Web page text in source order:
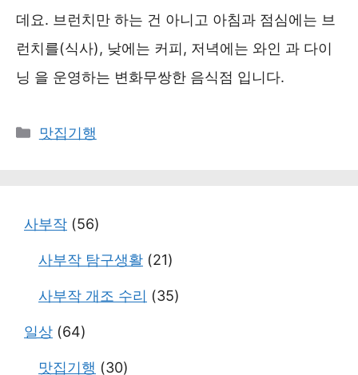
데요. 브런치만 하는 건 아니고 아침과 점심에는 브
런치를(식사), 낮에는 커피, 저녁에는 와인 과 다이
닝 을 운영하는 변화무쌍한 음식점 입니다.
카
맛집기행
사부작 (56)
사부작 탐구생활 (21)
사부작 개조 수리 (35)
일상 (64)
맛집기행 (30)